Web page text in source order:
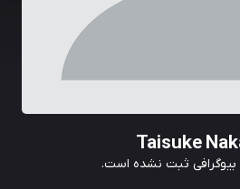
Taisuke
بیوگرافی ثبت نشده است.